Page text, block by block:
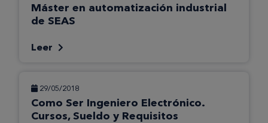
Máster en automatización industrial
de SEAS
Leer
29/05/2018
Como Ser Ingeniero Electrónico.
Cursos, Sueldo y Requisitos